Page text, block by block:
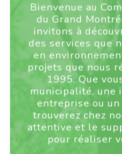
Bienvenue au
du Grand
invitons à
des services que
en
projets que nous
1995. Que
municipalité, une
entreprise ou
trouverez chez
attentive et le
pour réaliser